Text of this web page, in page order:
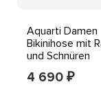
Aquarti Damen
Bikinihose mit
und Schnüren
4 690 ₽